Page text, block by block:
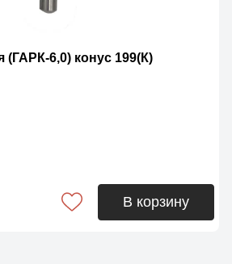
(ГАРК-6,0) конус 199(К)
В корзину